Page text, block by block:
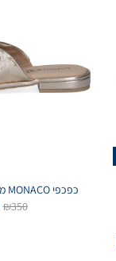
כפכפי MONACO מעוצבים בצבע מטאלי
₪350